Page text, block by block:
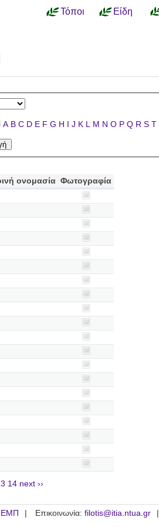
Τόποι Είδη
A B C D E F G H I J K L M N O P Q R S T
ονομασία Φωτογραφία
14 next ››
ΕΜΠ Επικοινωνία: filotis@itia.ntua.gr